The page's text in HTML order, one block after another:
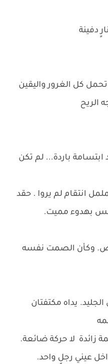
دفينة
كل الغرور واليقين
الريح
ابتسامة باردة... لم تكن
انتقام لم يروا . حقد
بهدوء مميت.
وكأن الصمت نفسه
يداه مكتفتان
زائدة لا حركة ضائعة.
عيني رجلٍ واحد.